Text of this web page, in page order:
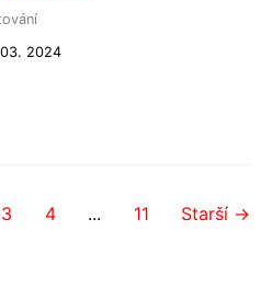
2024
3 4 ... 11 Starší →